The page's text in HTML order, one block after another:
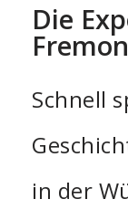
Die
Schnell
in der